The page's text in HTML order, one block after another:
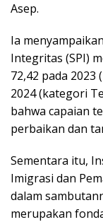
Asep.
Ia
Integritas (SPI)
72,42 pada 2023
2024 (kategori
bahwa capaian
perbaikan dan
Sementara itu,
Imigrasi dan
dalam
merupakan